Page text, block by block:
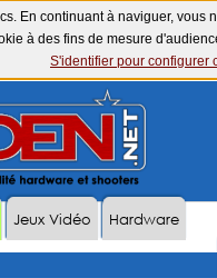
En continuant à naviguer, vous
à des fins de mesure
S'identifier pour configurer
Jeux Vidéo
Hardware